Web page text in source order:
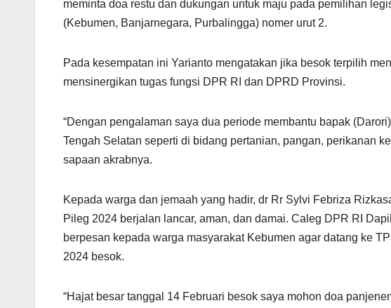
meminta doa restu dan dukungan untuk maju pada pemilihan
(Kebumen, Banjarnegara, Purbalingga) nomer urut 2.
Pada kesempatan ini Yarianto mengatakan jika besok terpilih
mensinergikan tugas fungsi DPR RI dan DPRD Provinsi.
“Dengan pengalaman saya dua periode membantu bapak
Tengah Selatan seperti di bidang pertanian, pangan, perikanan
sapaan akrabnya.
Kepada warga dan jemaah yang hadir, dr Rr Sylvi Febriza
Pileg 2024 berjalan lancar, aman, dan damai. Caleg DPR RI
berpesan kepada warga masyarakat Kebumen agar datang ke
2024 besok.
“Hajat besar tanggal 14 Februari besok saya mohon doa